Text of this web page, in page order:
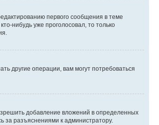
первого сообщения в теме
нибудь уже проголосовал, то только
другие операции, вам могут потребоваться
добавление вложений в определенных
за разъяснениями к администратору.